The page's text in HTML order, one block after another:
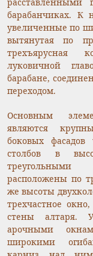
барабанчиках. К
увеличенные по
вытянутая по
трехъярусная
луковичной
барабане,
переходом.
Основным
являются
боковых
столбов в
расположены по
же высоты
трехчастное
стены алтаря.
арочными
широкими